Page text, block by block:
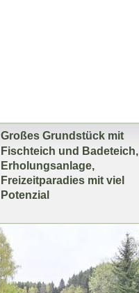
Großes Grundstück mit
Fischteich und Badeteich,
Erholungsanlage,
Freizeitparadies mit viel
Potenzial